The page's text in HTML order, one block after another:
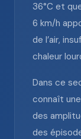
36°C et
6 km/h
de l’air,
chaleur
Dans ce
connaît
des
des